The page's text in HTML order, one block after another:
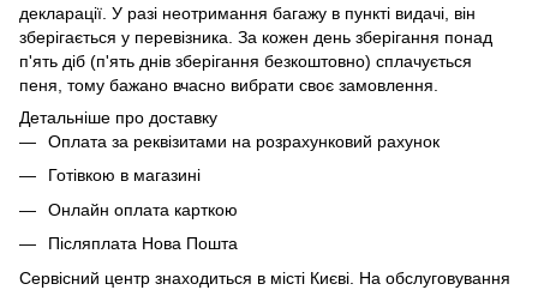
декларації. У разі неотримання багажу в пункті видачі, він
зберігається у перевізника. За кожен день зберігання понад
п'ять діб (п'ять днів зберігання безкоштовно) сплачується
пеня, тому бажано вчасно вибрати своє замовлення.
Детальніше про доставку
Оплата за реквізитами на розрахунковий рахунок
Готівкою в магазині
Онлайн оплата карткою
Післяплата Нова Пошта
Сервісний центр знаходиться в місті Києві. На обслуговування